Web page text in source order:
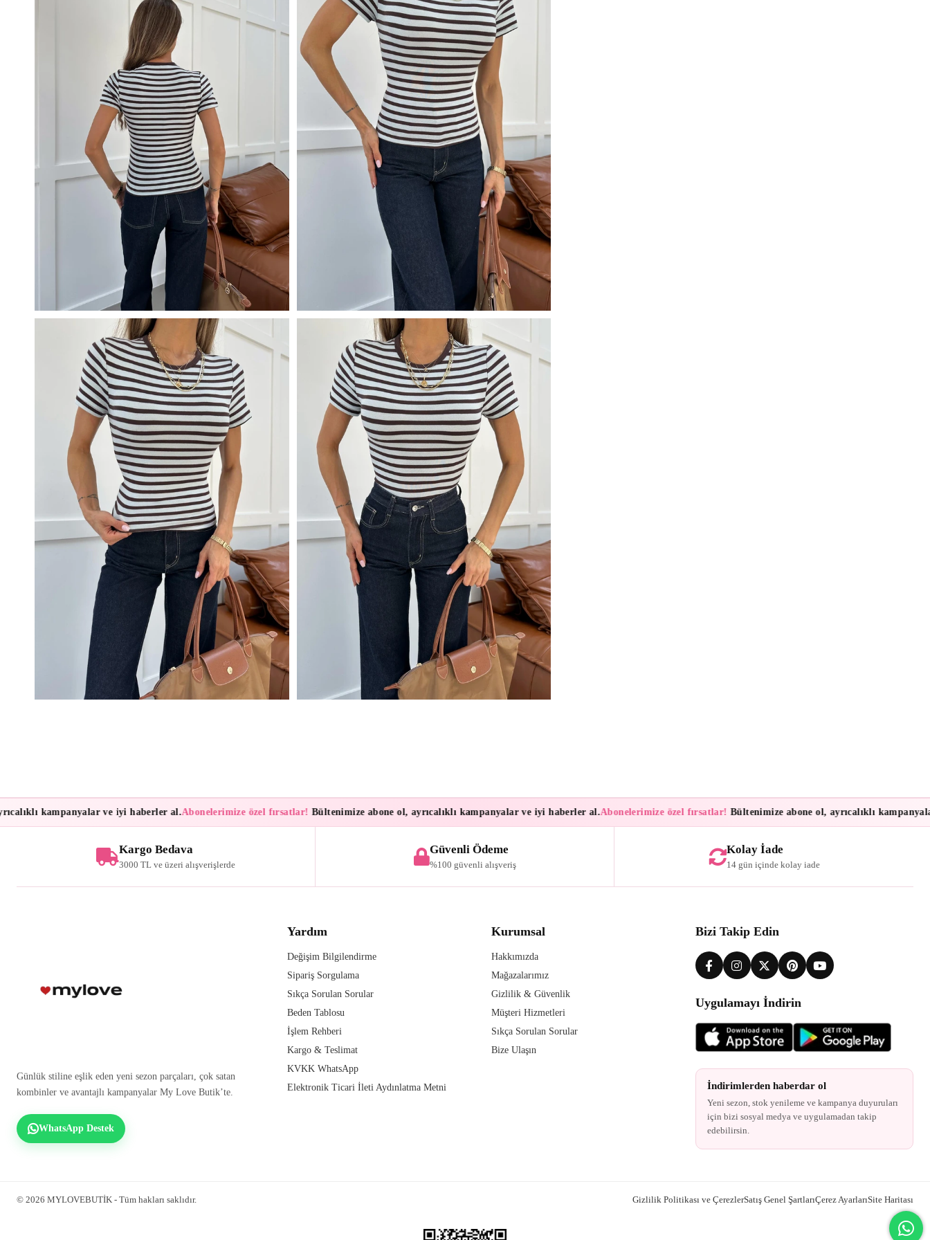
kampanyalar ve iyi haberler al.Abonelerimize özel fırsatlar!Bültenimize abone ol, ayrıcalıklı kampanyalar ve iyi haberler al.Abonelerimize özel fırsatlar!Bültenimize abone ol, ayrıcalıklı kampanyalar
Kargo Bedava
3000 TL ve üzeri alışverişlerde
Güvenli Ödeme
%100 güvenli alışveriş
Kolay İade
14 gün içinde kolay iade
Günlük stiline eşlik eden yeni sezon parçaları, çok satan
kombinler ve avantajlı kampanyalar My Love Butik’te.
WhatsApp Destek
Yardım
Değişim Bilgilendirme
Sipariş Sorgulama
Sıkça Sorulan Sorular
Beden Tablosu
İşlem Rehberi
Kargo & Teslimat
KVKK WhatsApp
Elektronik Ticari İleti Aydınlatma Metni
Kurumsal
Hakkımızda
Mağazalarımız
Gizlilik & Güvenlik
Müşteri Hizmetleri
Sıkça Sorulan Sorular
Bize Ulaşın
Bizi Takip Edin
Uygulamayı İndirin
İndirimlerden haberdar ol
Yeni sezon, stok yenileme ve kampanya duyuruları
için bizi sosyal medya ve uygulamadan takip
edebilirsin.
© 2026 MYLOVEBUTİK - Tüm hakları saklıdır. Gizlilik Politikası ve ÇerezlerSatış Genel ŞartlarıÇerez AyarlarıSite Haritası